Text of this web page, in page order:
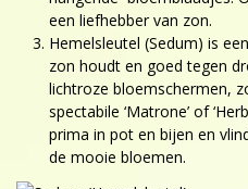
een liefhebber van zon.
Hemelsleutel (Sedum) is
zon houdt en goed tegen
lichtroze bloemschermen,
spectabile ‘Matrone’ of
prima in pot en bijen en
de mooie bloemen.